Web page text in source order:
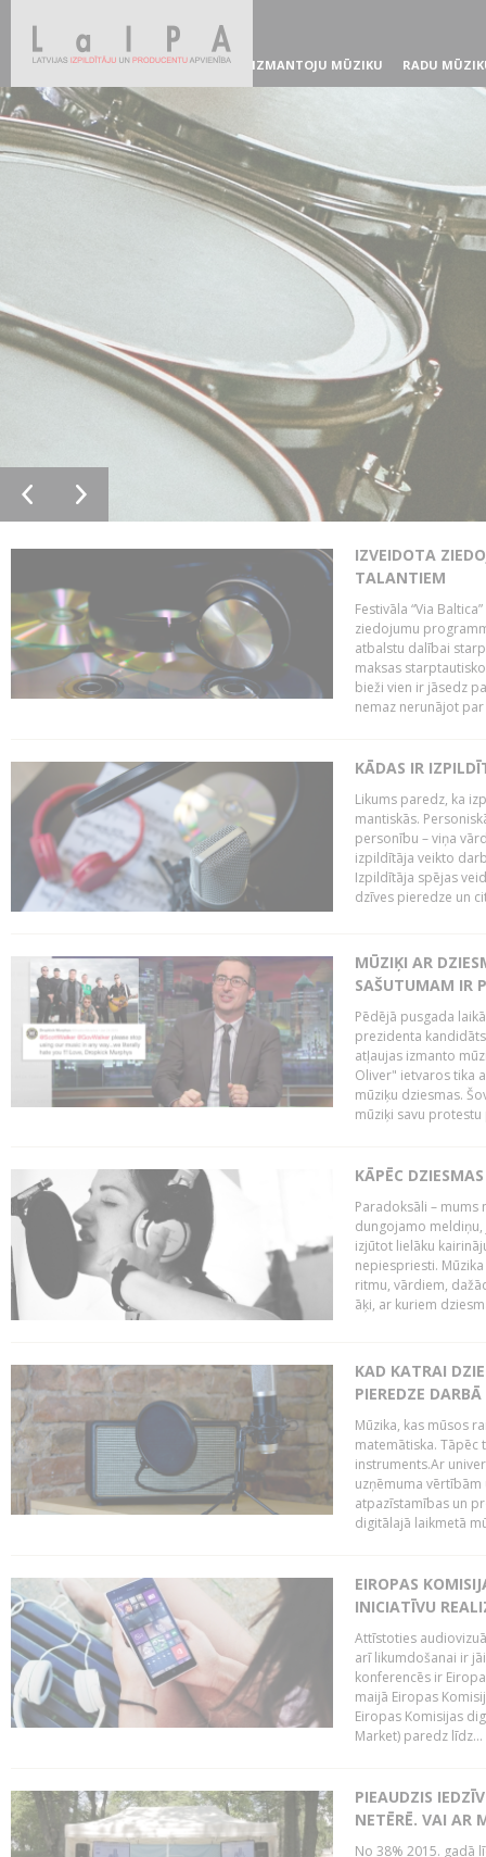
IZMANTOJU MŪZIKU RADU
IZVEIDOTA
TALANTIEM
Festivāla “Via
ziedojumu
atbalstu dalībai
maksas
bieži vien ir jāsedz
nemaz nerunājot
KĀDAS IR
Likums paredz, ka
mantiskās.
personību – viņa
izpildītāja veikto
Izpildītāja spējas
dzīves pieredze un
MŪZIĶI AR
SAŠUTUMAM IR
Pēdējā pusgada
prezidenta
atļaujas izmanto
Oliver" ietvaros tika
mūziķu dziesmas.
mūziķi savu
KĀPĒC
Paradoksāli – mums
dungojamo
izjūtot lielāku
nepiespriesti.
ritmu, vārdiem,
āķi, ar kuriem
KAD KATRAI
PIEREDZE
Mūzika, kas mūsos
matemātiska. Tāpēc
instruments.Ar
uzņēmuma
atpazīstamības un
digitālajā laikmetā
EIROPAS
INICIATĪVU
Attīstoties
arī likumdošanai ir
konferencēs ir
maijā Eiropas
Eiropas Komisijas
Market) paredz līdz...
PIEAUDZIS
NETĒRĒ. VAI AR
No 38% 2015. gadā